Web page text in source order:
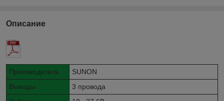
Описание
Производитель
SUNON
Выводы
3 провода